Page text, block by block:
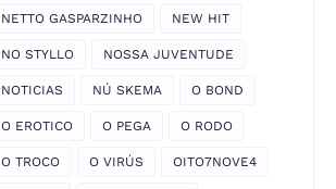
NETTO GASPARZINHO NEW HIT
NO STYLLO NOSSA JUVENTUDE
NOTICIAS NÚ SKEMA O BOND
O EROTICO O PEGA O RODO
O TROCO O VIRÚS OITO7NOVE4